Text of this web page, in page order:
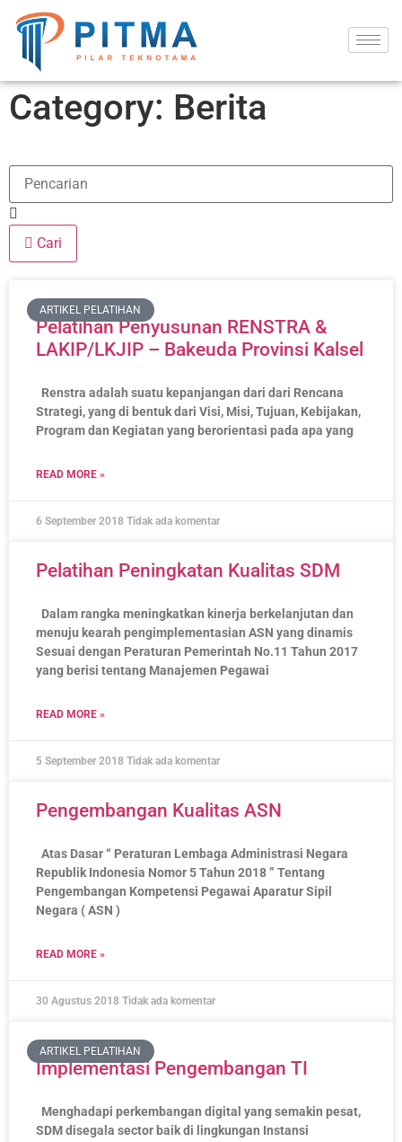
Category: Berita
Cari
ARTIKEL PELATIHAN
Pelatihan Penyusunan RENSTRA &
LAKIP/LKJIP – Bakeuda Provinsi Kalsel
Renstra adalah suatu kepanjangan dari dari Rencana
Strategi, yang di bentuk dari Visi, Misi, Tujuan, Kebijakan,
Program dan Kegiatan yang berorientasi pada apa yang
READ MORE »
6 September 2018 Tidak ada komentar
Pelatihan Peningkatan Kualitas SDM
Dalam rangka meningkatkan kinerja berkelanjutan dan
menuju kearah pengimplementasian ASN yang dinamis
Sesuai dengan Peraturan Pemerintah No.11 Tahun 2017
yang berisi tentang Manajemen Pegawai
READ MORE »
5 September 2018 Tidak ada komentar
Pengembangan Kualitas ASN
Atas Dasar “ Peraturan Lembaga Administrasi Negara
Republik Indonesia Nomor 5 Tahun 2018 ” Tentang
Pengembangan Kompetensi Pegawai Aparatur Sipil
Negara ( ASN )
READ MORE »
30 Agustus 2018 Tidak ada komentar
ARTIKEL PELATIHAN
Implementasi Pengembangan TI
Menghadapi perkembangan digital yang semakin pesat,
SDM disegala sector baik di lingkungan Instansi